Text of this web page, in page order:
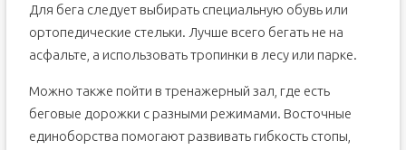
Для бега следует выбирать специальную обувь или
ортопедические стельки. Лучше всего бегать не на
асфальте, а использовать тропинки в лесу или парке.
Можно также пойти в тренажерный зал, где есть
беговые дорожки с разными режимами. Восточные
единоборства помогают развивать гибкость стопы,